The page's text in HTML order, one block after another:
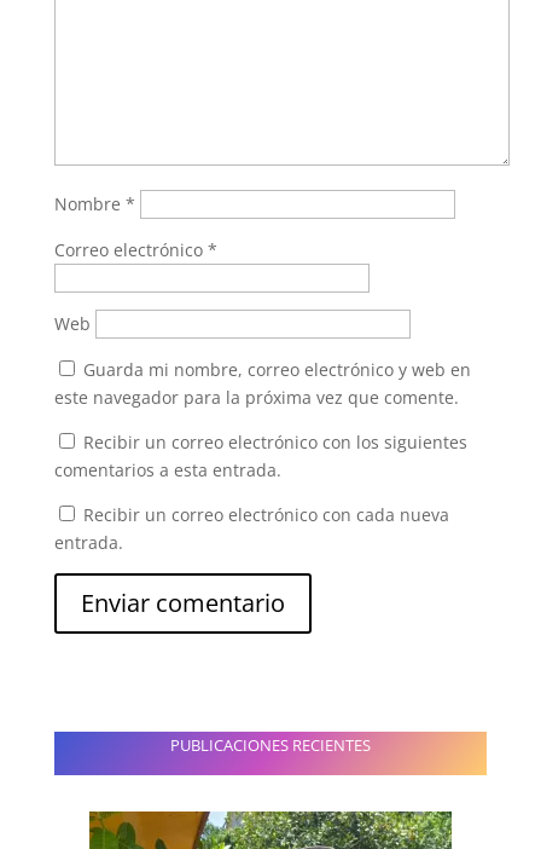
Nombre *
Correo electrónico *
Web
Guarda mi nombre, correo electrónico y web en
este navegador para la próxima vez que comente.
Recibir un correo electrónico con los siguientes
comentarios a esta entrada.
Recibir un correo electrónico con cada nueva
entrada.
PUBLICACIONES RECIENTES